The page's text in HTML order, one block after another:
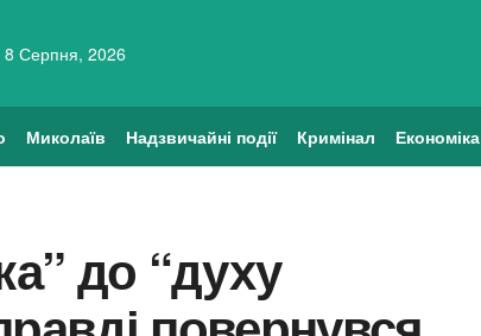
8 Серпня, 2026
Миколаїв Надзвичайні події Кримінал Економіка
до “духу